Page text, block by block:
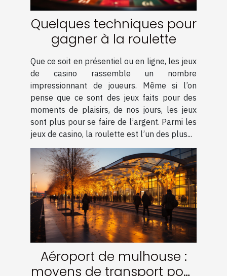
Quelques techniques pour
gagner à la roulette
Que ce soit en présentiel ou en ligne, les jeux
de casino rassemble un nombre
impressionnant de joueurs. Même si l’on
pense que ce sont des jeux faits pour des
moments de plaisirs, de nos jours, les jeux
sont plus pour se faire de l’argent. Parmi les
jeux de casino, la roulette est l’un des plus...
Aéroport de mulhouse :
moyens de transport pour